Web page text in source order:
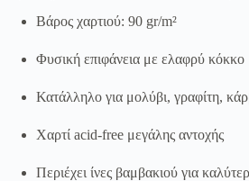
Βάρος χαρτιού: 90 gr/m²
Φυσική επιφάνεια με ελαφρύ κόκκο
Κατάλληλο για μολύβι, γραφίτη,
Χαρτί acid-free μεγάλης αντοχής
Περιέχει ίνες βαμβακιού για